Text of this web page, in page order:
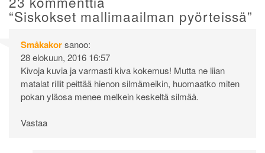
“Siskokset mallimaailman pyörteissä”
Småkakorsanoo:
28 elokuun, 2016 16:57
Kivoja kuvia ja varmasti kiva kokemus! Mutta ne liian
matalat rillit peittää hienon silmämeikin, huomaatko miten
pokan yläosa menee melkein keskeltä silmää.
Vastaa